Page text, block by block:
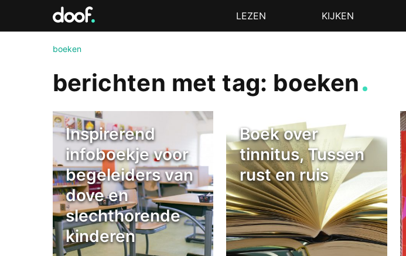
MenuLEZEN KIJKEN
boeken
berichten met tag: boeken
Inspirerend
infoboekje voor
begeleiders van
dove en
slechthorende
kinderen
Boek over
tinnitus, Tussen
rust en ruis
Doof.nl